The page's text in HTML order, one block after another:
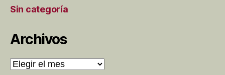
Sin categoría
Archivos
Archivos